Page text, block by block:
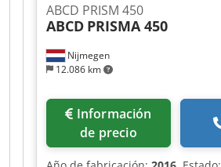
Nijmegen
12.086 km
ABCD PRISM 450
ABCD PRISMA 450
de precio